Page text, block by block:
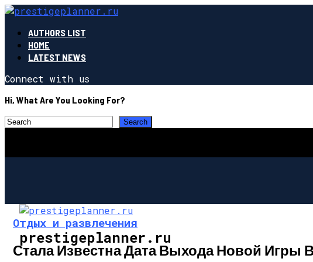
AUTHORS LIST
HOME
LATEST NEWS
Connect with us
Hi, What Are You Looking For?
prestigeplanner.ru
Отдых и развлечения
Стала Известна Дата Выхода Новой Игры